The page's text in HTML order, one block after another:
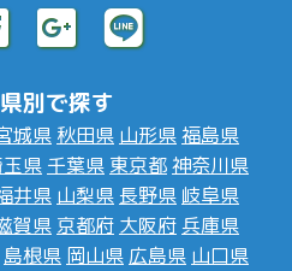
別で探す
城県 秋田県 山形県福島県
県 千葉県 東京都神奈川県
井県 山梨県 長野県 岐阜県
賀県 京都府 大阪府 兵庫県
島根県 岡山県 広島県 山口県